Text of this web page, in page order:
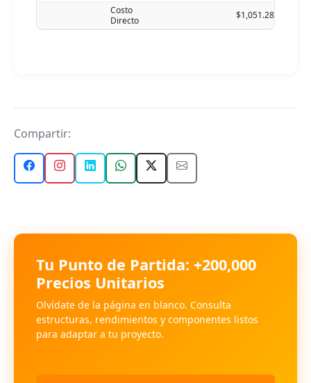
Costo
Directo
$1,051.28
Compartir:
Tu Punto de Partida: +200,000
Precios Unitarios
Olvídate de la página en blanco. Consulta
estructuras, rendimientos y componentes listos
para adaptar a tu proyecto.